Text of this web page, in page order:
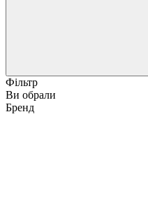
Фільтр
Ви обрали
Бренд